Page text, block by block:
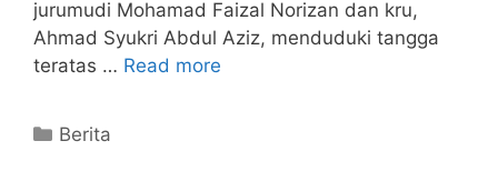
jurumudi Mohamad Faizal Norizan dan kru,
Ahmad Syukri Abdul Aziz, menduduki tangga
teratas … Read more
Berita